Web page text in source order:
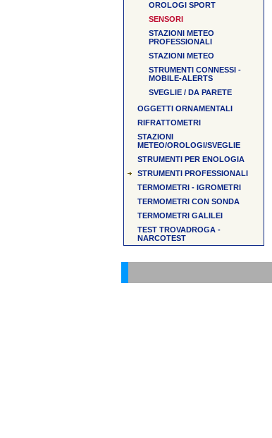
OROLOGI SPORT
SENSORI
STAZIONI METEO
PROFESSIONALI
STAZIONI METEO
STRUMENTI CONNESSI -
MOBILE-ALERTS
SVEGLIE / DA PARETE
OGGETTI ORNAMENTALI
RIFRATTOMETRI
STAZIONI
METEO/OROLOGI/SVEGLIE
STRUMENTI PER ENOLOGIA
STRUMENTI PROFESSIONALI
TERMOMETRI - IGROMETRI
TERMOMETRI CON SONDA
TERMOMETRI GALILEI
TEST TROVADROGA -
NARCOTEST